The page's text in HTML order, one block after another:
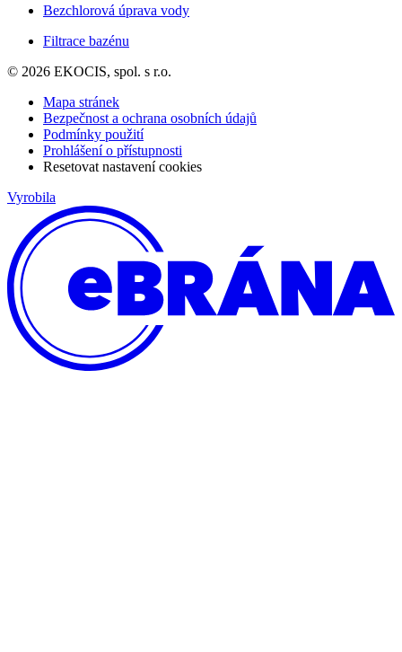
Bezchlorová úprava vody
Filtrace bazénu
© 2026 EKOCIS, spol. s r.o.
Mapa stránek
Bezpečnost a ochrana osobních údajů
Podmínky použití
Prohlášení o přístupnosti
Resetovat nastavení cookies
Vyrobila